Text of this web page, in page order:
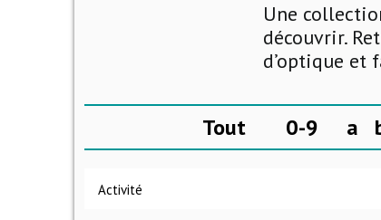
Une
découvrir.
d’optique et
Tout 0-9 a
Activité